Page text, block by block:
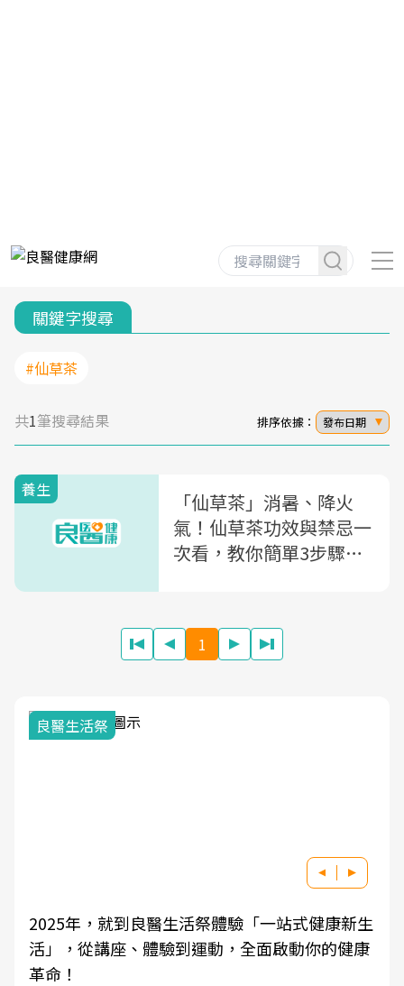
關鍵字搜尋
#仙草茶
共1筆搜尋結果 排序依據： 發布日期
養生
「仙草茶」消暑、降火
氣！仙草茶功效與禁忌一
次看，教你簡單3步驟煮
1
良醫生活祭
2025年，就到良醫生活祭體驗「一站式健康新生
活」，從講座、體驗到運動，全面啟動你的健康
革命！